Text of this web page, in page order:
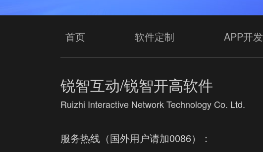
首页 软件定制 APP开发
锐智互动/锐智开高软件
Ruizhi Interactive Network Technology Co. Ltd.
服务热线（国外用户请加0086）：